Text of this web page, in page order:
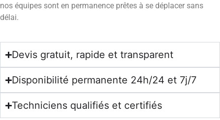
nos équipes sont en permanence prêtes à se déplacer sans
délai.
Devis gratuit, rapide et transparent
Disponibilité permanente 24h/24 et 7j/7
Techniciens qualifiés et certifiés